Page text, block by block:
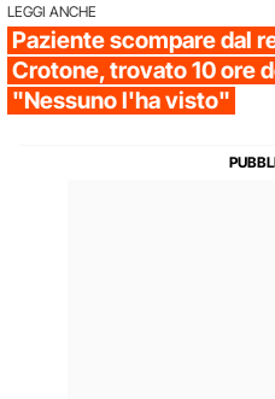
LEGGI ANCHE
Paziente scompare dal
Crotone, trovato 10 ore
"Nessuno l'ha visto"